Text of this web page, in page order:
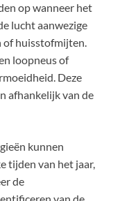
op wanneer het
lucht aanwezige
of huisstofmijten.
loopneus of
Deze
afhankelijk van de
kunnen
tijden van het jaar,
de